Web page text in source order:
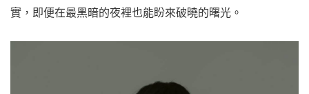
實，即便在最黑暗的夜裡也能盼來破曉的曙光。